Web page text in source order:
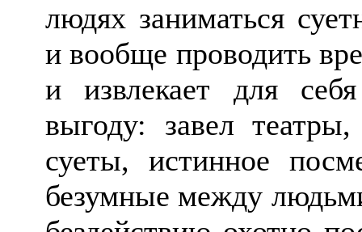
людях заниматься
и вообще проводить
и извлекает для
выгоду: завел
суеты, истинное
безумные между